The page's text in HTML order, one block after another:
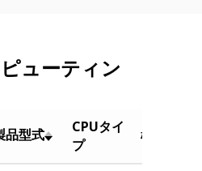
ューティン
品型式
CPUタイ
プ
概要